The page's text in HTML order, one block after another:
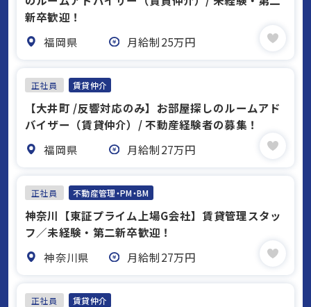
新卒歓迎！
福岡県
月給制25万円
正社員 賃貸仲介
【大井町 /反響対応のみ】お部屋探しのルームアド
バイザー（賃貸仲介）/ 不動産経験者の募集！
福岡県
月給制27万円
正社員 不動産管理・PM・BM
神奈川【東証プライム上場G会社】賃貸管理スタッ
フ／未経験・第二新卒歓迎！
神奈川県
月給制27万円
正社員 賃貸仲介